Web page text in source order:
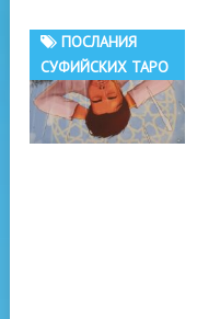
ПОСЛАНИЯ
СУФИЙСКИХ ТАРО